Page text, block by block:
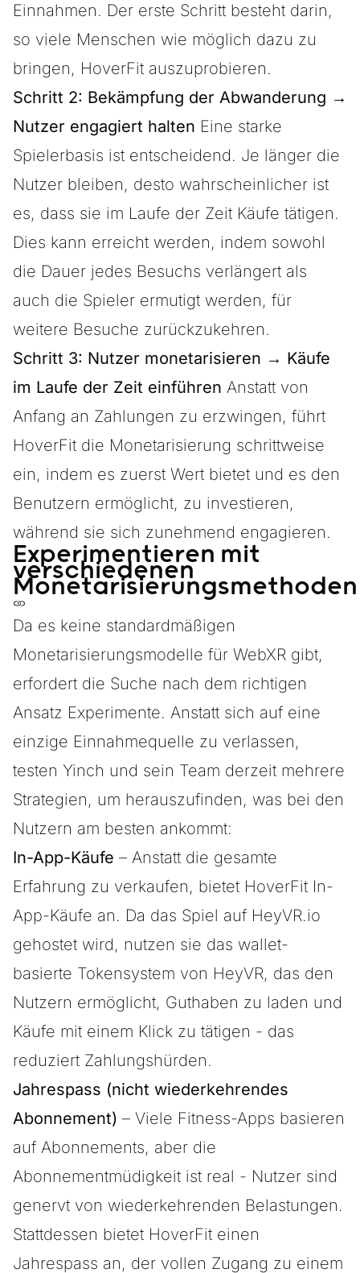
Einnahmen. Der erste Schritt besteht darin,
so viele Menschen wie möglich dazu zu
bringen, HoverFit auszuprobieren.
Schritt 2: Bekämpfung der Abwanderung →
Nutzer engagiert halten Eine starke
Spielerbasis ist entscheidend. Je länger die
Nutzer bleiben, desto wahrscheinlicher ist
es, dass sie im Laufe der Zeit Käufe tätigen.
Dies kann erreicht werden, indem sowohl
die Dauer jedes Besuchs verlängert als
auch die Spieler ermutigt werden, für
weitere Besuche zurückzukehren.
Schritt 3: Nutzer monetarisieren → Käufe
im Laufe der Zeit einführen Anstatt von
Anfang an Zahlungen zu erzwingen, führt
HoverFit die Monetarisierung schrittweise
ein, indem es zuerst Wert bietet und es den
Benutzern ermöglicht, zu investieren,
während sie sich zunehmend engagieren.
Experimentieren mit
verschiedenen
Da es keine standardmäßigen
Monetarisierungsmodelle für WebXR gibt,
erfordert die Suche nach dem richtigen
Ansatz Experimente. Anstatt sich auf eine
einzige Einnahmequelle zu verlassen,
testen Yinch und sein Team derzeit mehrere
Strategien, um herauszufinden, was bei den
Nutzern am besten ankommt:
In-App-Käufe – Anstatt die gesamte
Erfahrung zu verkaufen, bietet HoverFit In-
App-Käufe an. Da das Spiel auf HeyVR.io
gehostet wird, nutzen sie das wallet-
basierte Tokensystem von HeyVR, das den
Nutzern ermöglicht, Guthaben zu laden und
Käufe mit einem Klick zu tätigen - das
reduziert Zahlungshürden.
Jahrespass (nicht wiederkehrendes
Abonnement) – Viele Fitness-Apps basieren
auf Abonnements, aber die
Abonnementmüdigkeit ist real - Nutzer sind
genervt von wiederkehrenden Belastungen.
Stattdessen bietet HoverFit einen
Jahrespass an, der vollen Zugang zu einem